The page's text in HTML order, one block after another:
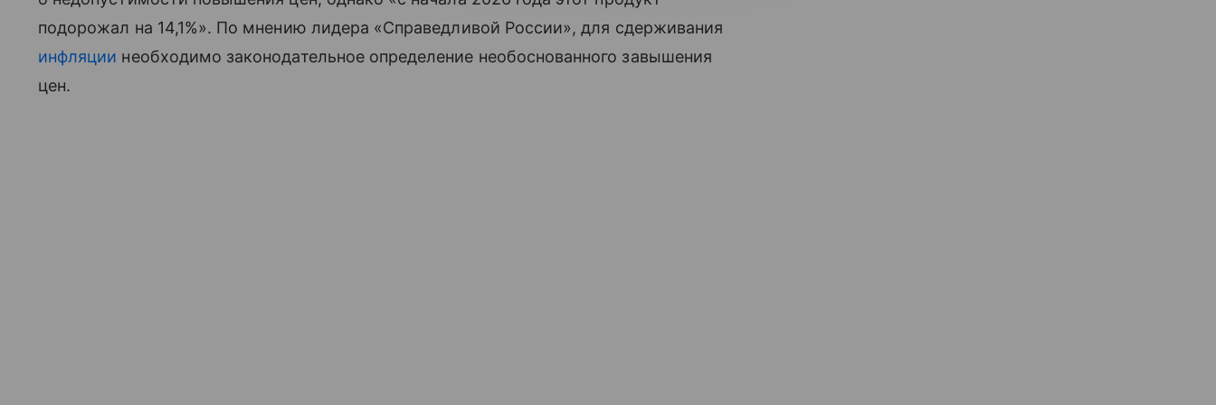
подорожал на 14,1%». По мнению лидера «Справедливой России», для сдерживания
инфляции необходимо законодательное определение необоснованного завышения
цен.